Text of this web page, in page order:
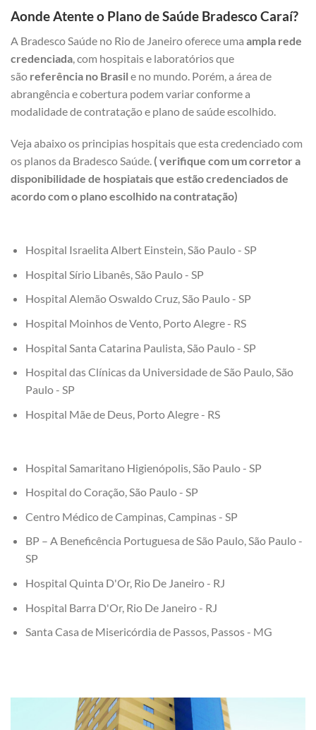
Aonde Atente o Plano de Saúde Bradesco Caraí?
A Bradesco Saúde no Rio de Janeiro oferece uma ampla rede
credenciada , com hospitais e laboratórios que
são referência no Brasil e no mundo. Porém, a área de
abrangência e cobertura podem variar conforme a
modalidade de contratação e plano de saúde escolhido.
Veja abaixo os principias hospitais que esta credenciado com
os planos da Bradesco Saúde. ( verifique com um corretor a
disponibilidade de hospiatais que estão credenciados de
acordo com o plano escolhido na contratação)
Hospital Israelita Albert Einstein, São Paulo - SP
Hospital Sírio Libanês, São Paulo - SP
Hospital Alemão Oswaldo Cruz, São Paulo - SP
Hospital Moinhos de Vento, Porto Alegre - RS
Hospital Santa Catarina Paulista, São Paulo - SP
Hospital das Clínicas da Universidade de São Paulo, São
Paulo - SP
Hospital Mãe de Deus, Porto Alegre - RS
Hospital Samaritano Higienópolis, São Paulo - SP
Hospital do Coração, São Paulo - SP
Centro Médico de Campinas, Campinas - SP
BP – A Beneficência Portuguesa de São Paulo, São Paulo -
SP
Hospital Quinta D'Or, Rio De Janeiro - RJ
Hospital Barra D'Or, Rio De Janeiro - RJ
Santa Casa de Misericórdia de Passos, Passos - MG